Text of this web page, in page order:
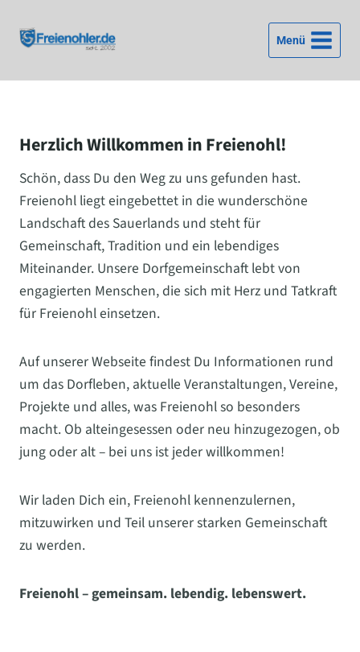
Inhalt
springen
Menü
Herzlich Willkommen in Freienohl!
Schön, dass Du den Weg zu uns gefunden hast.
Freienohl liegt eingebettet in die wunderschöne
Landschaft des Sauerlands und steht für
Gemeinschaft, Tradition und ein lebendiges
Miteinander. Unsere Dorfgemeinschaft lebt von
engagierten Menschen, die sich mit Herz und Tatkraft
für Freienohl einsetzen.
Auf unserer Webseite findest Du Informationen rund
um das Dorfleben, aktuelle Veranstaltungen, Vereine,
Projekte und alles, was Freienohl so besonders
macht. Ob alteingesessen oder neu hinzugezogen, ob
jung oder alt – bei uns ist jeder willkommen!
Wir laden Dich ein, Freienohl kennenzulernen,
mitzuwirken und Teil unserer starken Gemeinschaft
zu werden.
Freienohl – gemeinsam. lebendig. lebenswert.